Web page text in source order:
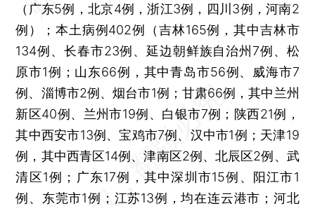
（广东5例，北京4例，浙江3例，四川3例，河南2
例）；本土病例402例（吉林165例，其中吉林市
134例、长春市23例、延边朝鲜族自治州7例、松
原市1例；山东66例，其中青岛市56例、威海市7
例、淄博市2例、烟台市1例；甘肃66例，其中兰州
新区40例、兰州市19例、白银市7例；陕西21例，
其中西安市13例、宝鸡市7例、汉中市1例；天津19
例，其中西青区14例、津南区2例、北辰区2例、武
清区1例；广东17例，其中深圳市15例、阳江市1
例、东莞市1例；江苏13例，均在连云港市；河北